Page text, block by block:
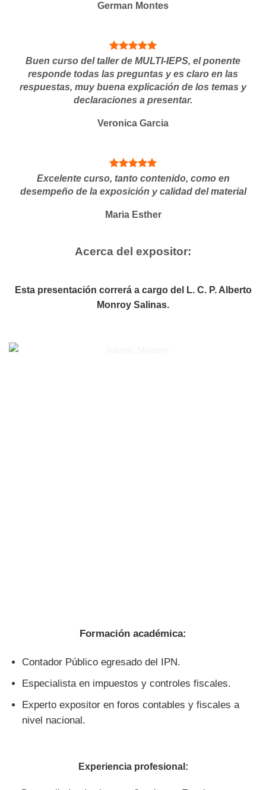
German Montes
Buen curso del taller de MULTI-IEPS, el ponente
responde todas las preguntas y es claro en las
respuestas, muy buena explicación de los temas y
declaraciones a presentar.
Veronica Garcia
Excelente curso, tanto contenido, como en
desempeño de la exposición y calidad del material
Maria Esther
Acerca del expositor:
Esta presentación correrá a cargo del L. C. P. Alberto
Monroy Salinas.
Formación académica:
Contador Público egresado del IPN.
Especialista en impuestos y controles fiscales.
Experto expositor en foros contables y fiscales a
nivel nacional.
Experiencia profesional: